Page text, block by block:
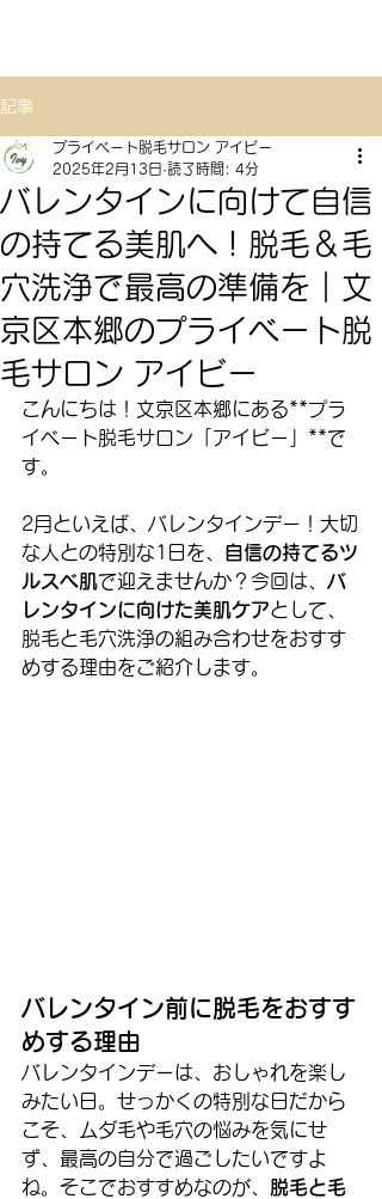
記事
バレンタインに向けて自信
の持てる美肌へ！脱毛＆毛
穴洗浄で最高の準備を｜文
京区本郷のプライベート脱
毛サロン アイビー
プライベート脱毛サロン アイビー
2025年2月13日 読了時間: 4分
こんにちは！文京区本郷にある**プラ
イベート脱毛サロン「アイビー」**で
す。
2月といえば、バレンタインデー！大切
な人との特別な1日を、 自信の持てるツ
ルスベ肌で迎えませんか？今回は、 バ
レンタインに向けた美肌ケアとして、
脱毛と毛穴洗浄の組み合わせをおすす
めする理由をご紹介します。
バレンタイン前に脱毛をおすす
めする理由
バレンタインデーは、おしゃれを楽し
みたい日。せっかくの特別な日だから
こそ、ムダ毛や毛穴の悩みを気にせ
ず、最高の自分で過ごしたいですよ
ね。そこでおすすめなのが、 脱毛と毛